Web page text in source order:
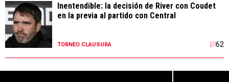
Inentendible: la decisión de River con Coudet
en la previa al partido con Central
TORNEO CLAUSURA 62